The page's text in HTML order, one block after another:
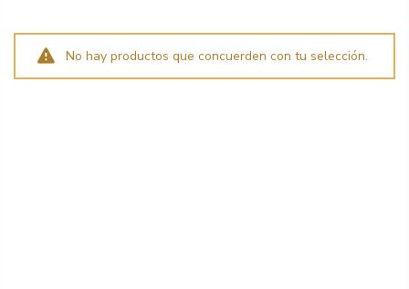
No hay productos que concuerden con tu selección.